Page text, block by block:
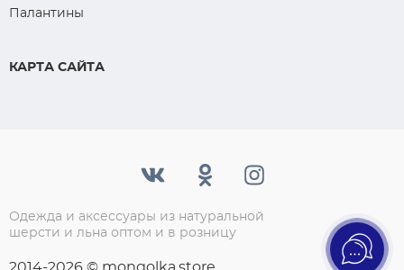
Палантины
КАРТА САЙТА
Одежда и аксессуары из натуральной
шерсти и льна оптом и в розницу